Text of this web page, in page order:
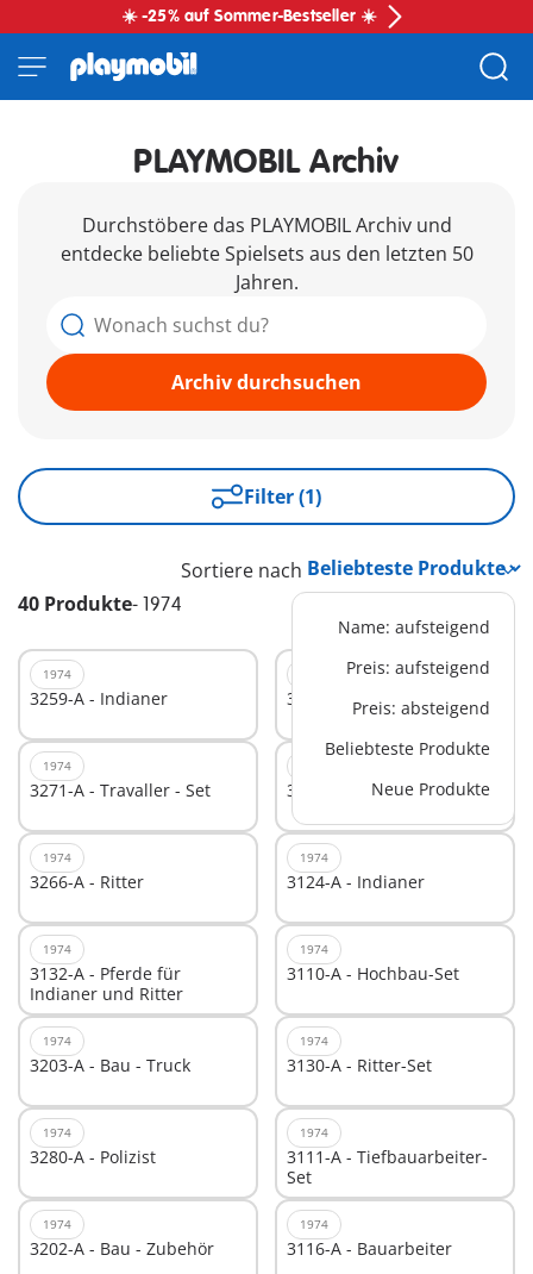
☀️ -25% auf Sommer-Bestseller ☀️
PLAYMOBIL Archiv
Durchstöbere das PLAYMOBIL Archiv und
entdecke beliebte Spielsets aus den letzten 50
Jahren.
Archiv durchsuchen
Filter (1)
40 Produkte- 1974
Sortiere nach
Name: aufsteigend
Preis: aufsteigend
Preis: absteigend
Beliebteste Produkte
Neue Produkte
1974
3259-A - Indianer 3120-A - Indianer-Set
1974
3271-A - Travaller - Set 3262-A - Ritter - Zubehör
1974
3266-A - Ritter
1974
3124-A - Indianer
1974
3132-A - Pferde für
Indianer und Ritter
1974
3110-A - Hochbau-Set
1974
3203-A - Bau - Truck
1974
3130-A - Ritter-Set
1974
3280-A - Polizist
1974
3111-A - Tiefbauarbeiter-
Set
1974
3202-A - Bau - Zubehör
1974
3116-A - Bauarbeiter